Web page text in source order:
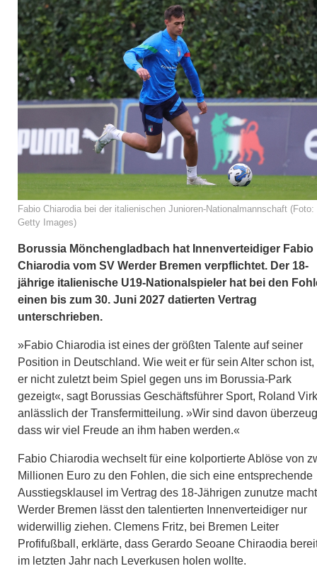
Fabio Chiarodia bei der italienischen Junioren-Nationalmannschaft (Foto:
Getty Images)
Borussia Mönchengladbach hat Innenverteidiger Fabio
Chiarodia vom SV Werder Bremen verpflichtet. Der 18-
jährige italienische U19-Nationalspieler hat bei den
einen bis zum 30. Juni 2027 datierten Vertrag
unterschrieben.
»Fabio Chiarodia ist eines der größten Talente auf seiner
Position in Deutschland. Wie weit er für sein Alter schon ist,
er nicht zuletzt beim Spiel gegen uns im Borussia-Park
gezeigt«, sagt Borussias Geschäftsführer Sport, Roland
anlässlich der Transfermitteilung. »Wir sind davon
dass wir viel Freude an ihm haben werden.«
Fabio Chiarodia wechselt für eine kolportierte Ablöse von
Millionen Euro zu den Fohlen, die sich eine entsprechende
Ausstiegsklausel im Vertrag des 18-Jährigen zunutze
Werder Bremen lässt den talentierten Innenverteidiger nur
widerwillig ziehen. Clemens Fritz, bei Bremen Leiter
Profifußball, erklärte, dass Gerardo Seoane Chiraodia
im letzten Jahr nach Leverkusen holen wollte.